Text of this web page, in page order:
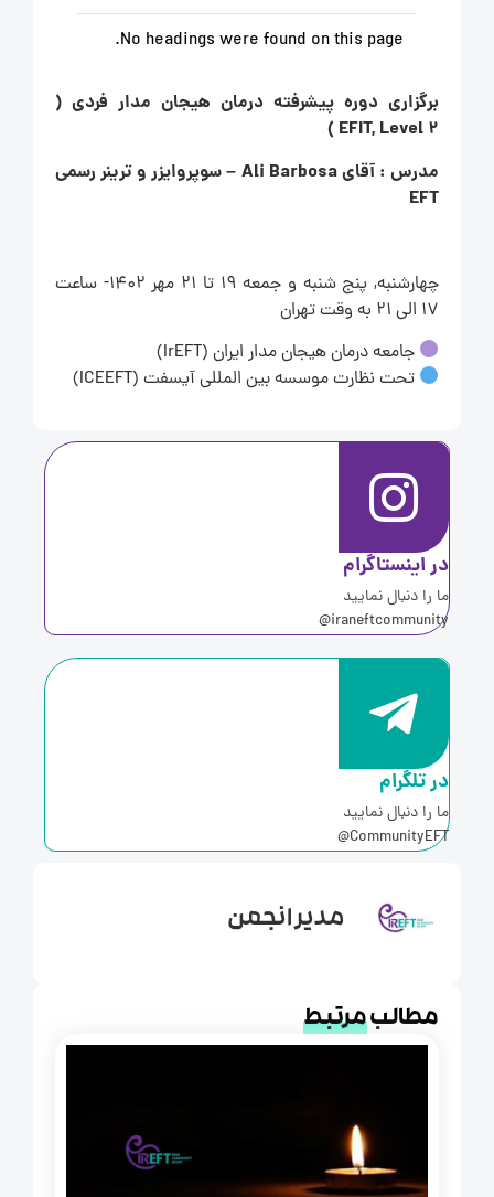
No headings were found on this page.
برگزاری دوره پیشرفته درمان هیجان مدار فردی (
EFIT, Level 2 )
مدرس : آقای Ali Barbosa – سوپروایزر و ترینر رسمی
چهارشنبه, پنج شنبه و جمعه 19 تا 21 مهر 1402- ساعت
جامعه درمان هیجان مدار ایران (IrEFT)
تحت نظارت موسسه بین المللی آیسفت (ICEEFT)
اینستاگرام
را دنبال نمایید
تلگرام
را دنبال نمایید
مدیر انجمن
مطالبمرتبط